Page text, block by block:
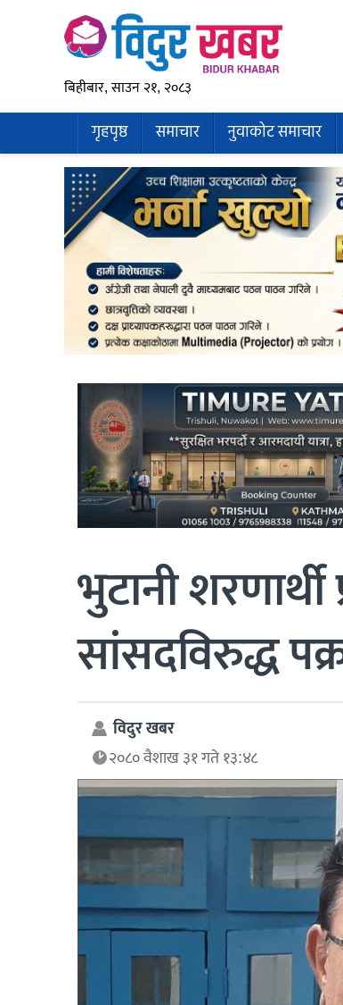
बिहीबार, साउन २१, २०८३
गृहपृष्ठ समाचार नुवाकोट समाचार
भुटानी
सांसदविरुद्ध
विदुर खबर
२०८० वैशाख ३१ गते १३:४८